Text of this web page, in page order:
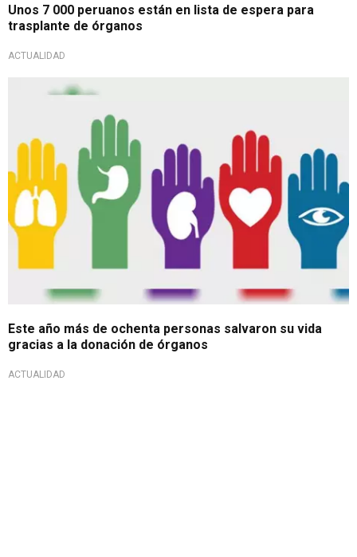
Unos 7 000 peruanos están en lista de espera para
trasplante de órganos
ACTUALIDAD
Este año más de ochenta personas salvaron su vida
gracias a la donación de órganos
ACTUALIDAD